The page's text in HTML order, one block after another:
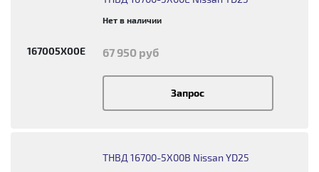
167005X00E
Нет в наличии
67 950 руб
Запрос
ТНВД 16700-5X00B Nissan YD25